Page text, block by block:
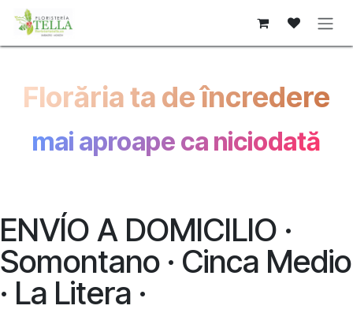
Sari la conținut
Florăria ta de încredere
mai aproape ca niciodată
ENVÍO A DOMICILIO ·
Somontano · Cinca Medio
· La Litera ·